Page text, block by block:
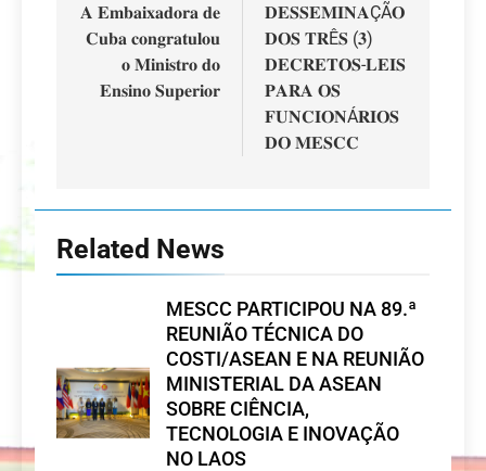
de
artigos
𝐀 𝐄𝐦𝐛𝐚𝐢𝐱𝐚𝐝𝐨𝐫𝐚 𝐝𝐞
𝐂𝐮𝐛𝐚 𝐜𝐨𝐧𝐠𝐫𝐚𝐭𝐮𝐥𝐨𝐮
𝐨 𝐌𝐢𝐧𝐢𝐬𝐭𝐫𝐨 𝐝𝐨
𝐄𝐧𝐬𝐢𝐧𝐨 𝐒𝐮𝐩𝐞𝐫𝐢𝐨𝐫
𝐃𝐄𝐒𝐒𝐄𝐌𝐈𝐍𝐀ÇÃ𝐎
𝐃𝐎𝐒 𝐓𝐑Ê𝐒 (𝟑)
𝐃𝐄𝐂𝐑𝐄𝐓𝐎𝐒-𝐋𝐄𝐈𝐒
𝐏𝐀𝐑𝐀 𝐎𝐒
𝐅𝐔𝐍𝐂𝐈𝐎𝐍Á𝐑𝐈𝐎𝐒
𝐃𝐎 𝐌𝐄𝐒𝐂𝐂
Related News
MESCC PARTICIPOU NA 89.ª
REUNIÃO TÉCNICA DO
COSTI/ASEAN E NA REUNIÃO
MINISTERIAL DA ASEAN
SOBRE CIÊNCIA,
TECNOLOGIA E INOVAÇÃO
NO LAOS